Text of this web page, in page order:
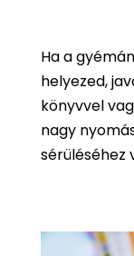
Ha a
helyezed,
könyvvel
nagy
sérüléséhez